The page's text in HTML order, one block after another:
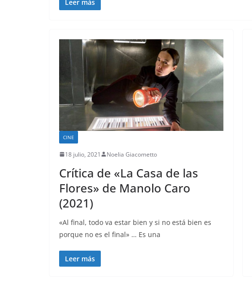
Leer más
CINE
18 julio, 2021 Noelia Giacometto
Crítica de «La Casa de las
Flores» de Manolo Caro
(2021)
«Al final, todo va estar bien y si no está bien es
porque no es el final» … Es una
Leer más